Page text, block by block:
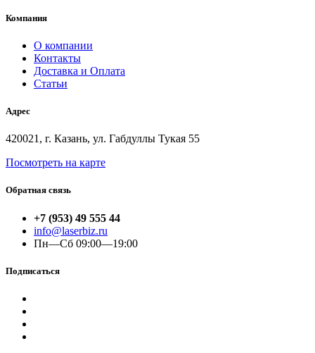
Компания
О компании
Контакты
Доставка и Оплата
Статьи
Адрес
420021, г. Казань, ул. Габдуллы Тукая 55
Посмотреть на карте
Обратная связь
+7 (953) 49 555 44
info@laserbiz.ru
Пн—Сб 09:00—19:00
Подписаться